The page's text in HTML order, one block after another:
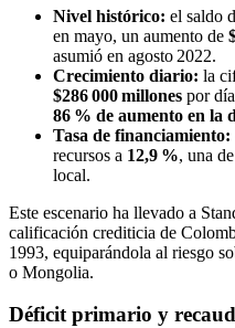
Nivel histórico: el saldo
en mayo, un aumento de
asumió en agosto 2022.
Crecimiento diario: la
$286 000 millones por
86 % de aumento en la
Tasa de financiamiento:
recursos a 12,9 %, una
local.
Este escenario ha llevado a
calificación crediticia de
1993, equiparándola al riesgo
o Mongolia.
Déficit primario y